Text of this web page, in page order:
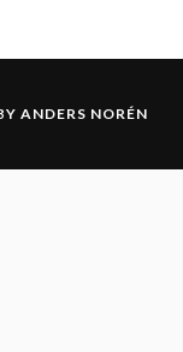
ANDERS NORÉN